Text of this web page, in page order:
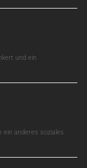
und ein
ein anderes soziales